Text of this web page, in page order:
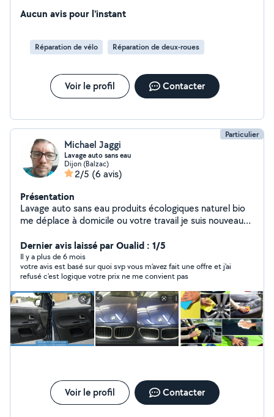
du débarrassement, du déménagement,...
Aucun avis pour l'instant
Réparation de vélo Réparation de deux-roues
Voir le profil Contacter
Particulier
Michael Jaggi
Lavage auto sans eau
Dijon (Balzac)
2/5 (6 avis)
Présentation
Lavage auto sans eau produits écologiques naturel bio
me déplace à domicile ou votre travail je suis nouveau
véhicule Devis gratuit
Dernier avis laissé par Oualid : 1/5
Il y a plus de 6 mois
votre avis est basé sur quoi svp vous m'avez fait une offre et j'ai
refusé c'est logique votre prix ne me convient pas
Voir le profil Contacter